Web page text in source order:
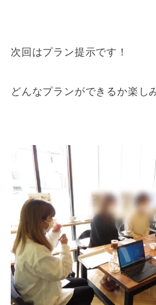
次回はプラン提示です！
どんなプランができるか楽し